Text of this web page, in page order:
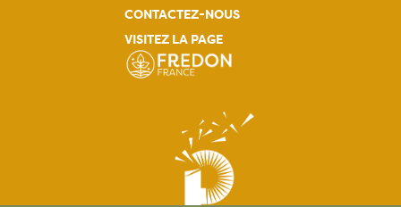
CONTACTEZ-NOUS
VISITEZ LA PAGE